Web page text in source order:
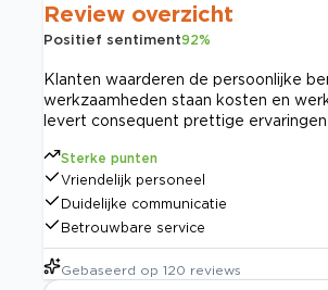
Review overzicht
Positief sentiment92%
Klanten waarderen de persoonlijke
werkzaamheden staan kosten en
levert consequent prettige
Sterke punten
Vriendelijk personeel
Duidelijke communicatie
Betrouwbare service
Gebaseerd op 120 reviews